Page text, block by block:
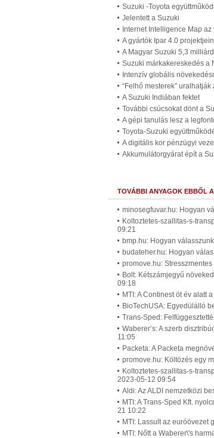
Suzuki -Toyota
Jelentett a Suzuki
Internet Intelligence Map az
A gyártók Ipar 4.0
A Magyar Suzuki 5,3
Suzuki márkakereskedés a
Intenzív globális
“Felhő mesterek”
A Suzuki Indiában fektet
További csúcsokat dönt a
A gépi tanulás lesz a
Toyota-Suzuki
A digitális kor pénzügyi
Akkumulátorgyárat épít a
TOVÁBBI ANYAGOK EBBŐL
minosegfuvar.hu: Hogyan
Koltoztetes-szallitas-s-
09:21
bmp.hu: Hogyan
budateher.hu: Hogyan
promove.hu:
Bolt: Kétszámjegyű
09:18
MTI: A Continest öt év alatt
BioTechUSA: Egyedülálló
Trans-Sped:
Waberer’s: A szerb
11:05
Packeta: A Packeta
promove.hu: Költözés egy
Koltoztetes-szallitas-s-
2023-05-12 09:54
Aldi: Az ALDI nemzetközi
MTI: A Trans-Sped Kft.
21 10:22
MTI: Lassult az euróövezet
MTI: Nőtt a Waberer\'s